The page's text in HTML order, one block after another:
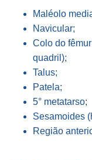
Maléolo
Navicular;
Colo do
quadril);
Talus;
Patela;
5° metatarso;
Sesamoides
Região